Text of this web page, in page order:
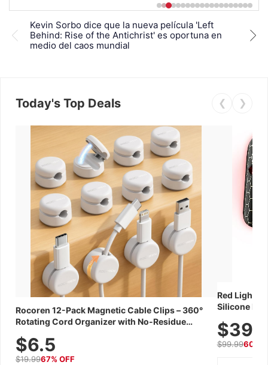
Kevin Sorbo dice que la nueva película 'Left
Behind: Rise of the Antichrist' es oportuna en
medio del caos mundial
Today's Top Deals ❮ ❯
Rocoren 12-Pack Magnetic Cable Clips – 360°
Rotating Cord Organizer with No-Residue
Wall, Car & Office, White
$6.5
$19.9967% OFF
Red Light
Silicone
$99.9960%